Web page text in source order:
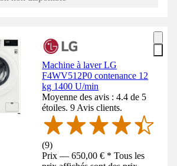
Machine à laver LG
F4WV512P0 contenance 12
kg 1400 U/min
Moyenne des avis : 4.4 de 5
étoiles. 9 Avis clients.
(9)
Prix — 650,00 € * Tous les